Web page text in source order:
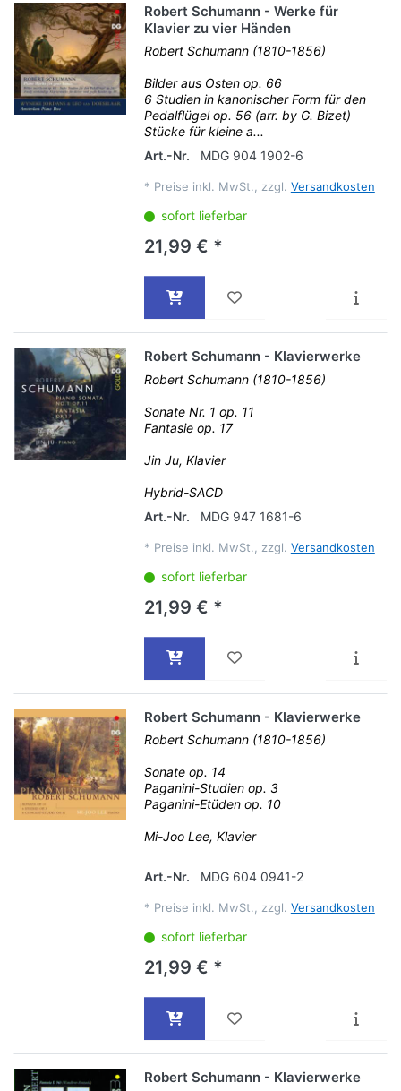
Robert Schumann - Werke für
Klavier zu vier Händen
Robert Schumann (1810-1856)
Bilder aus Osten op. 66
6 Studien in kanonischer Form für den
Pedalflügel op. 56 (arr. by G. Bizet)
Stücke für kleine a...
Art.-Nr.
MDG 904 1902-6
* Preise inkl. MwSt., zzgl. Versandkosten
sofort lieferbar
21,99 € *
Robert Schumann - Klavierwerke
Robert Schumann (1810-1856)
Sonate Nr. 1 op. 11
Fantasie op. 17
Jin Ju, Klavier
Hybrid-SACD
Art.-Nr.
MDG 947 1681-6
* Preise inkl. MwSt., zzgl. Versandkosten
sofort lieferbar
21,99 € *
Robert Schumann - Klavierwerke
Robert Schumann (1810-1856)
Sonate op. 14
Paganini-Studien op. 3
Paganini-Etüden op. 10
Mi-Joo Lee, Klavier
Art.-Nr. MDG 604 0941-2
* Preise inkl. MwSt., zzgl. Versandkosten
sofort lieferbar
21,99 € *
Robert Schumann - Klavierwerke